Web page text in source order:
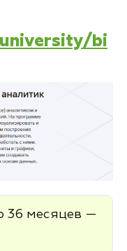
bi
36 месяцев —